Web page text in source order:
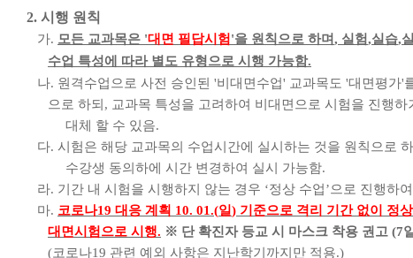
2. 시행 원칙
가. 모든 교과목은 '대면 필답시험'을 원칙으로 하며, 실험,실습,
수업 특성에 따라 별도 유형으로 시행 가능함.
나. 원격수업으로 사전 승인된 '비대면수업' 교과목도 '대면평가'
으로 하되 , 교과목 특성을 고려하여 비대면으로 시험을 진행하
대체 할 수 있음.
다. 시험은 해당 교과목의 수업시간에 실시하는 것을 원칙으로
수강생 동의하에 시간 변경하여 실시 가능함.
라. 기간 내 시험을 시행하지 않는 경우 ‘정상 수업’으로 진행하
마. 코로나19 대응 계획 10. 01.(일) 기준으로 격리 기간 없이 정
대면시험으로 시행. ※ 단 확진자 등교 시 마스크 착용 권고 (7
(코로나19 관련 예외 사항은 지난학기까지만 적용.)